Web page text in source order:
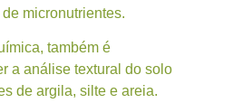
micronutrientes.
também é
a análise textural do solo
de argila, silte e areia.